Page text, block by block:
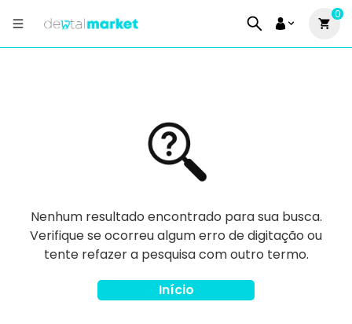
0
Nenhum resultado encontrado para sua busca.
Verifique se ocorreu algum erro de digitação ou
tente refazer a pesquisa com outro termo.
Início